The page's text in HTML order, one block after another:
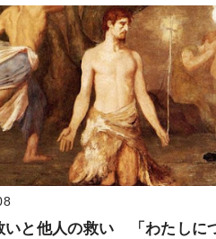
いと他人の救い 「わたしに